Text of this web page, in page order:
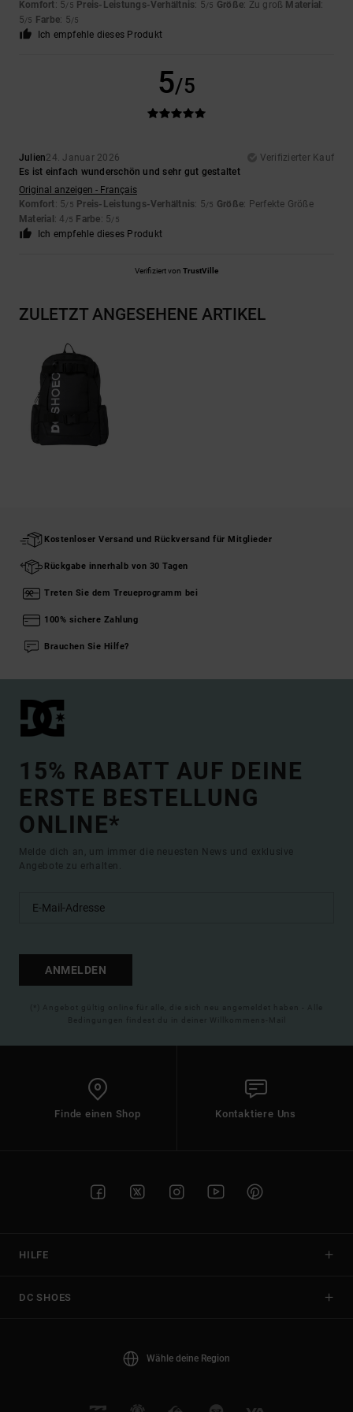
Komfort: 5/5 Preis-Leistungs-Verhältnis: 5/5 Größe: Zu groß Material :
5/5 Farbe: 5/5
Ich empfehle dieses Produkt
5/5
Julien24. Januar 2026
Verifizierter Kauf
Es ist einfach wunderschön und sehr gut gestaltet
Original anzeigen - Français
Komfort: 5/5 Preis-Leistungs-Verhältnis: 5/5 Größe: Perfekte Größe
Material : 4 /5 Farbe: 5/5
Ich empfehle dieses Produkt
Verifiziert von TrustVille
ZULETZT ANGESEHENE ARTIKEL
Kostenloser Versand und Rückversand für Mitglieder
Rückgabe innerhalb von 30 Tagen
Treten Sie dem Treueprogramm bei
100% sichere Zahlung
Brauchen Sie Hilfe?
15% RABATT AUF DEINE
ERSTE BESTELLUNG
ONLINE*
Melde dich an, um immer die neuesten News und exklusive
Angebote zu erhalten.
ANMELDEN
(*) Angebot gültig online für alle, die sich neu angemeldet haben - Alle
Bedingungen findest du in deiner Willkommens-Mail
Finde einen Shop Kontaktiere Uns
HILFE
DC SHOES
Wähle deine Region